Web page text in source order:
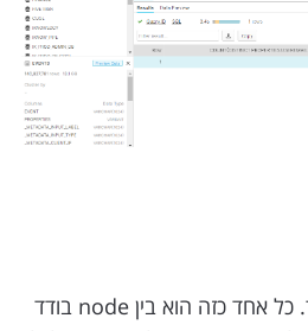
זה הרכיב עם כוח העיבוד. כל אחד כזה הוא בין node בודד